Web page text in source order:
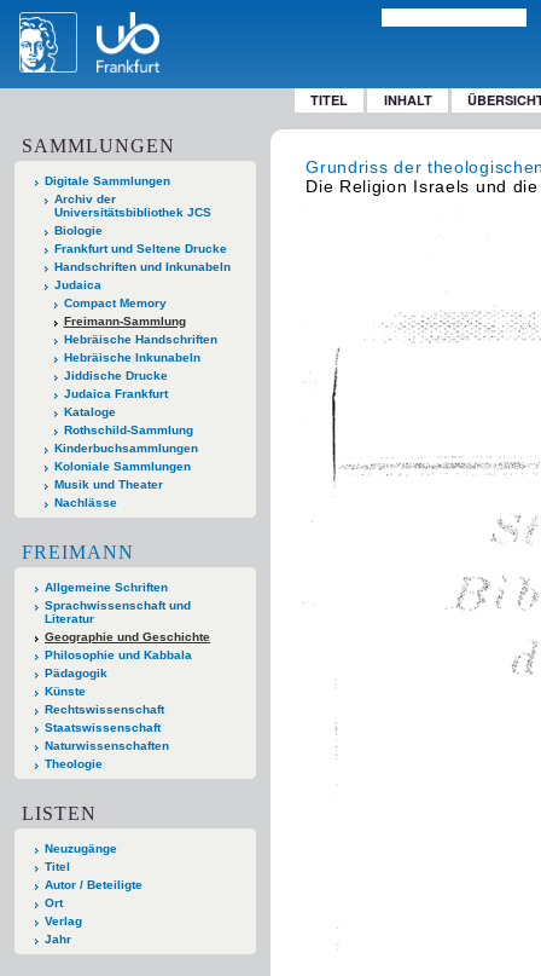
TITEL INHALT
SAMMLUNGEN
Digitale Sammlungen
Archiv der
Universitätsbibliothek JCS
Biologie
Frankfurt und Seltene Drucke
Handschriften und Inkunabeln
Judaica
Compact Memory
Freimann-Sammlung
Hebräische Handschriften
Hebräische Inkunabeln
Jiddische Drucke
Judaica Frankfurt
Kataloge
Rothschild-Sammlung
Kinderbuchsammlungen
Koloniale Sammlungen
Musik und Theater
Nachlässe
FREIMANN
Allgemeine Schriften
Sprachwissenschaft und
Literatur
Geographie und Geschichte
Philosophie und Kabbala
Pädagogik
Künste
Rechtswissenschaft
Staatswissenschaft
Naturwissenschaften
Theologie
LISTEN
Neuzugänge
Titel
Autor / Beteiligte
Ort
Verlag
Jahr
Grundriss der
Die Religion Israels und